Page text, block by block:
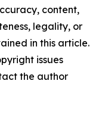
content,
legality, or
in this article.
issues
the author